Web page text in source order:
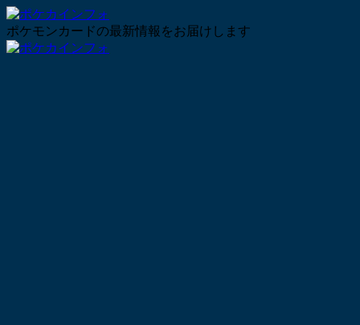
ポケモンカードの最新情報をお届けします